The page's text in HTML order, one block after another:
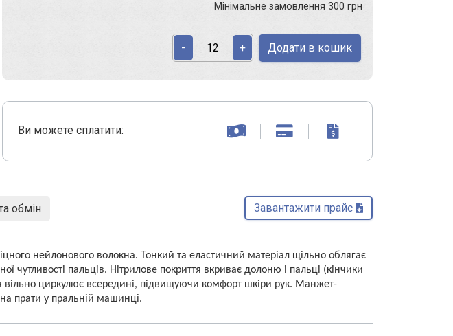
Мінімальне замовлення 300 грн
- + Додати в кошик
Ви можете сплатити:
обмін Завантажити прайс
нейлонового волокна. Тонкий та еластичний матеріал щільно облягає
пальців. Нітрилове покриття вкриває долоню і пальці (кінчики
вільно циркулює всередині, підвищуючи комфорт шкіри рук. Манжет-
прати у пральній машинці.